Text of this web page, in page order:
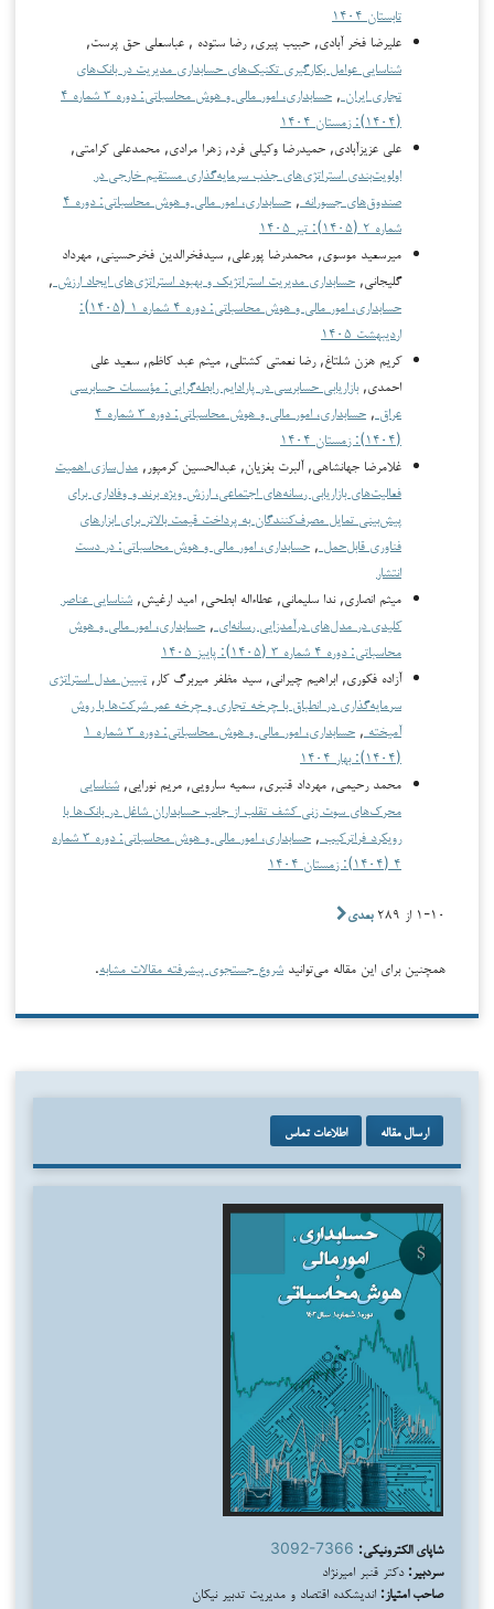
تابستان ۱۴۰۴
علیرضا فخر آبادی, حبیب پیری, رضا ستوده , عباسعلی حق پرست,
شناسایی عوامل بکارگیری تکنیک‌های حسابداری مدیریت در بانک‌های
تجاری ایران ,
حسابداری، امور مالی و هوش محاسباتی: دوره ۳ شماره ۴
(۱۴۰۴): زمستان ۱۴۰۴
علی عزیزآبادی, حمیدرضا وکیلی فرد, زهرا مرادی, محمدعلی کرامتی,
اولویت‌بندی استراتژی‌های جذب سرمایه‌گذاری مستقیم خارجی در
صندوق‌های جسورانه ,
حسابداری، امور مالی و هوش محاسباتی: دوره ۴
شماره ۲ (۱۴۰۵): تیر ۱۴۰۵
میرسعید موسوی, محمدرضا پورعلی, سیدفخرالدین فخرحسینی, مهرداد
گلیجانی, حسابداری مدیریت استراتژیک و بهبود استراتژی‌های ایجاد ارزش ,
حسابداری، امور مالی و هوش محاسباتی: دوره ۴ شماره ۱ (۱۴۰۵):
اردیبهشت ۱۴۰۵
کریم هزن شلتاغ, رضا نعمتی کشتلی, میثم عبد کاظم, سعید علی
احمدی,بازاریابی حسابرسی در پارادایم رابطه‌گرایی: مؤسسات حسابرسی
عراق ,
حسابداری، امور مالی و هوش محاسباتی: دوره ۳ شماره ۴
(۱۴۰۴): زمستان ۱۴۰۴
غلامرضا جهانشاهی, آلبرت بغزیان, عبدالحسین کرمپور, مدل‌سازی اهمیت
فعالیت‌های بازاریابی رسانه‌های اجتماعی، ارزش ویژه برند و وفاداری برای
پیش‌بینی تمایل مصرف‌کنندگان به پرداخت قیمت بالاتر برای ابزارهای
فناوری قابل‌حمل , حسابداری، امور مالی و هوش محاسباتی: در دست
انتشار
میثم انصاری, ندا سلیمانی, عطاءاله ابطحی, امید ارغیش, شناسایی عناصر
کلیدی در مدل‌های درآمدزایی رسانه‌ای , حسابداری، امور مالی و هوش
محاسباتی: دوره ۴ شماره ۳ (۱۴۰۵): پاییز ۱۴۰۵
آزاده فکوری, ابراهیم چیرانی, سید مظفر میربرگ کار, تبیین مدل استراتژی
سرمایه‌گذاری در انطباق با چرخه تجاری و چرخه عمر شرکت‌ها با روش
آمیخته ,
حسابداری، امور مالی و هوش محاسباتی: دوره ۳ شماره ۱
(۱۴۰۴): بهار ۱۴۰۴
محمد رحیمی, مهرداد قنبری, سمیه سارویی, مریم نورایی, شناسایی
محرک‌های سوت زنی کشف تقلب از جانب حسابداران شاغل در بانک‌ها با
رویکرد فراترکیب ,
حسابداری، امور مالی و هوش محاسباتی: دوره ۳ شماره
۴ (۱۴۰۴): زمستان ۱۴۰۴
۱-۱۰ از ۲۸۹ بعدی
همچنین برای این مقاله می‌توانید شروع جستجوی پیشرفته مقالات مشابه.
ارسال مقاله اطلاعات تماس
شاپای الکترونیکی: 3092-7366
سردبیر: دکتر قنبر امیرنژاد
صاحب امتیاز: اندیشکده اقتصاد و مدیریت تدبیر نیکان